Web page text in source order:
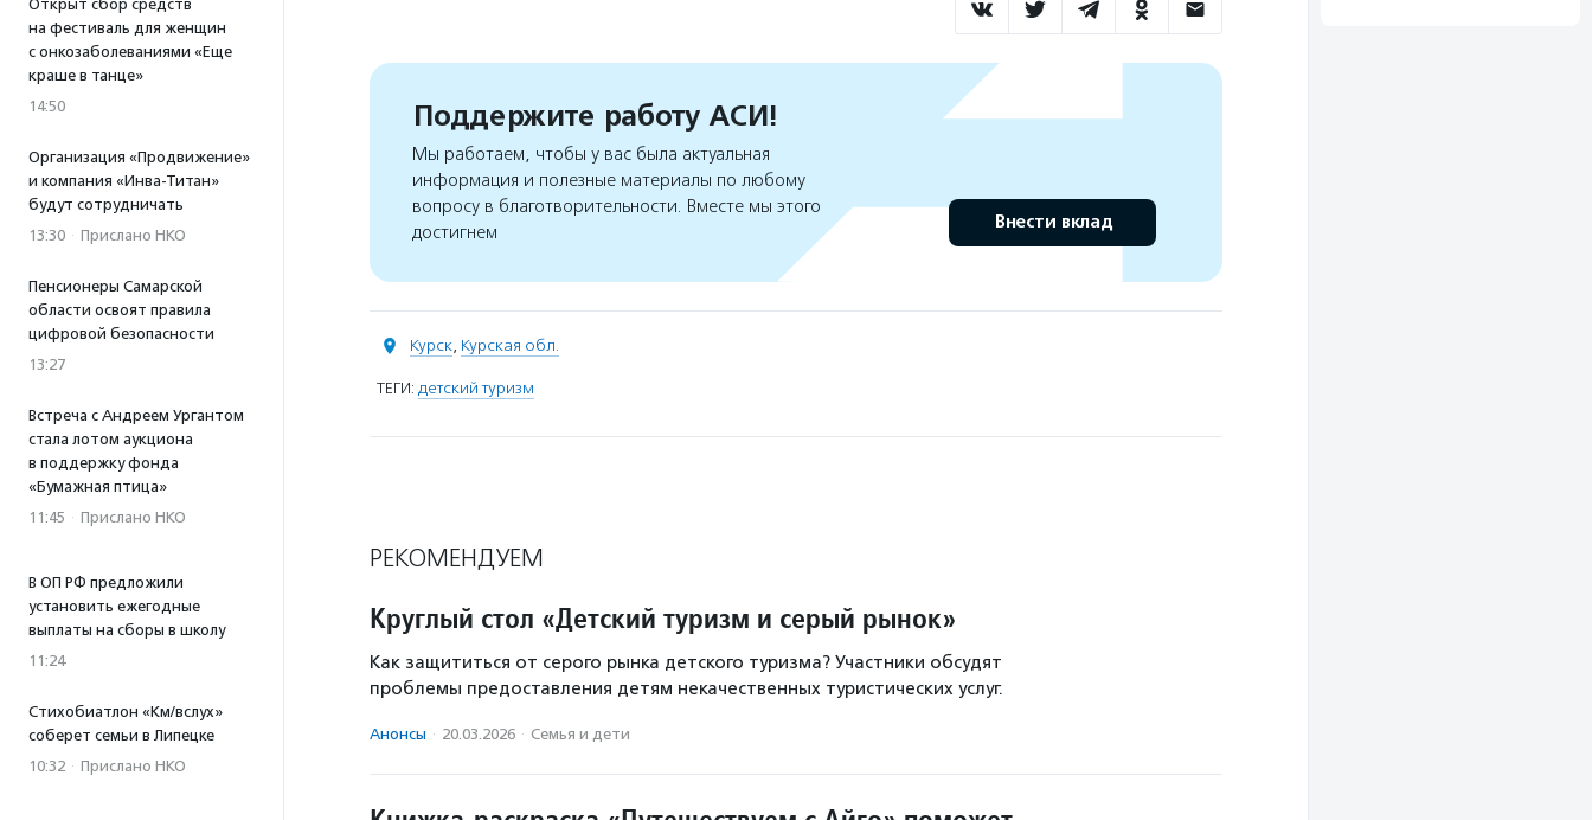
Открыт сбор средств
на фестиваль для женщин
с онкозаболеваниями «Еще
краше в танце»
14:50
Организация «Продвижение»
и компания «Инва-Титан»
будут сотрудничать
13:30 · Прислано НКО
Пенсионеры Самарской
области освоят правила
цифровой безопасности
13:27
Встреча с Андреем Ургантом
стала лотом аукциона
в поддержку фонда
«Бумажная птица»
11:45 · Прислано НКО
В ОП РФ предложили
установить ежегодные
выплаты на сборы в школу
11:24
Стихобиатлон «Км/вслух»
соберет семьи в Липецке
10:32 · Прислано НКО
Поддержите работу АСИ!
Мы работаем, чтобы у вас была актуальная
информация и полезные материалы по любому
вопросу в благотворительности. Вместе мы этого
достигнем
Внести вклад
Курск, Курская обл.
ТЕГИ: детский туризм
РЕКОМЕНДУЕМ
Круглый стол «Детский туризм и серый рынок»
Как защититься от серого рынка детского туризма? Участники обсудят
проблемы предоставления детям некачественных туристических услуг.
Анонсы · 20.03.2026 · Семья и дети